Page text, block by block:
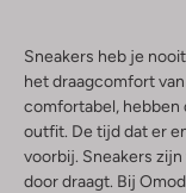
Sneakers heb je
het draagcomfort
comfortabel, hebben
outfit. De tijd dat er
voorbij. Sneakers
door draagt. Bij